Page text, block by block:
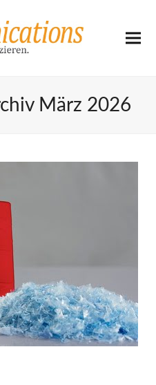
März 2026